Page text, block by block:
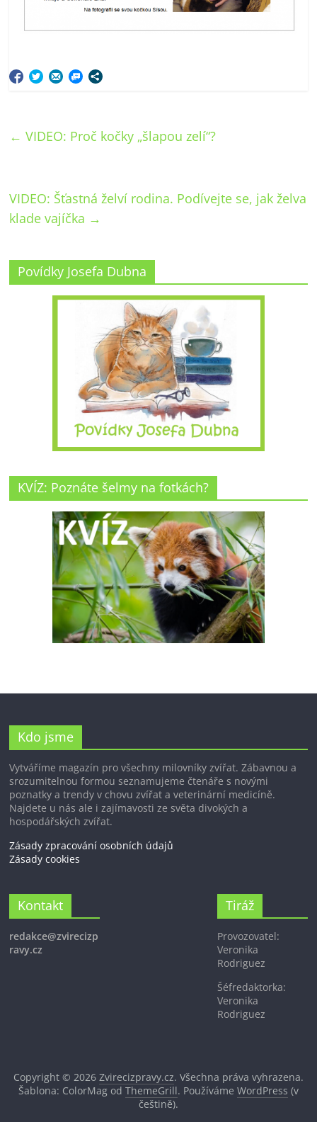
← VIDEO: Proč kočky „šlapou zelí“?
VIDEO: Šťastná želví rodina. Podívejte se, jak želva
klade vajíčka →
Povídky Josefa Dubna
KVÍZ: Poznáte šelmy na fotkách?
Kdo jsme
Vytváříme magazín pro všechny milovníky zvířat. Zábavnou a
srozumitelnou formou seznamujeme čtenáře s novými
poznatky a trendy v chovu zvířat a veterinární medicíně.
Najdete u nás ale i zajímavosti ze světa divokých a
hospodářských zvířat.
Zásady zpracování osobních údajů
Zásady cookies
Kontakt
redakce@zvirecizp
ravy.cz
Tiráž
Provozovatel:
Veronika
Rodriguez
Šéfredaktorka:
Veronika
Rodriguez
Copyright © 2026 Zvirecizpravy.cz. Všechna práva vyhrazena.
Šablona: ColorMag od ThemeGrill. Používáme WordPress (v
češtině).